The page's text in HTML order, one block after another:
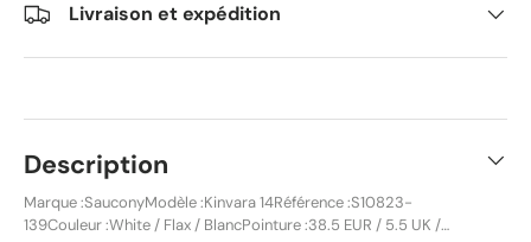
Livraison et expédition
Description
Marque :SauconyModèle :Kinvara 14Référence :S10823-
139Couleur :White / Flax / BlancPointure :38.5 EUR / 5.5 UK /